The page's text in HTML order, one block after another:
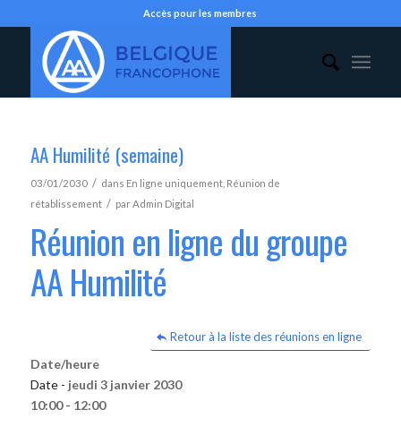
Accès pour les membres
AA Humilité (semaine)
03/01/2030 / dans En ligne uniquement, Réunion de
rétablissement / parAdmin Digital
Réunion en ligne du groupe
AA Humilité
Retour à la liste des réunions en ligne
Date/heure
Date - jeudi 3 janvier 2030
10:00 - 12:00